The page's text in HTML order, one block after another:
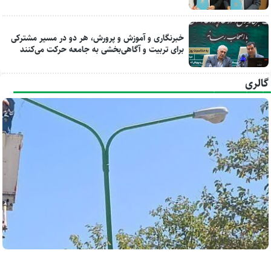
خبرنگاری و آموزش و پرورش، هر دو در مسیر مشترکی
برای تربیت و آگاهی‌بخشی به جامعه حرکت می‌کنند
گالری